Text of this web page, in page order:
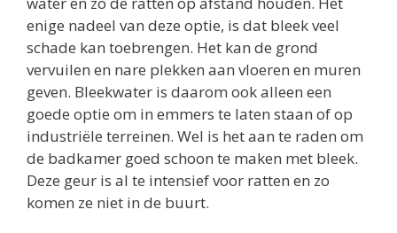
enige nadeel van deze optie, is dat bleek veel
schade kan toebrengen. Het kan de grond
vervuilen en nare plekken aan vloeren en muren
geven. Bleekwater is daarom ook alleen een
goede optie om in emmers te laten staan of op
industriële terreinen. Wel is het aan te raden om
de badkamer goed schoon te maken met bleek.
Deze geur is al te intensief voor ratten en zo
komen ze niet in de buurt.